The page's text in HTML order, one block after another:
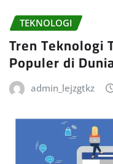
TEKNOLOGI
Tren Teknologi
Populer di
admin_lejzgtkz